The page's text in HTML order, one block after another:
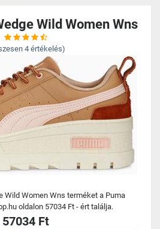
Wild Women Wns
4 értékelés)
Wild Women Wns terméket a Puma
oldalon 57034 Ft - ért találja.
57034 Ft